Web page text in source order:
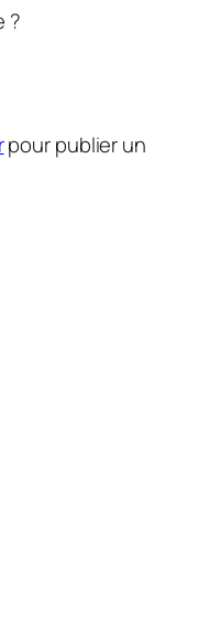
?
pour publier un